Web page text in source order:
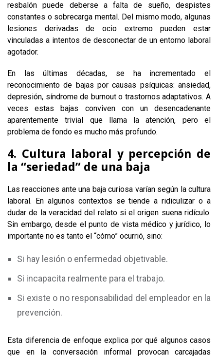
resbalón puede deberse a falta de sueño, despistes
constantes o sobrecarga mental. Del mismo modo, algunas
lesiones derivadas de ocio extremo pueden estar
vinculadas a intentos de desconectar de un entorno laboral
agotador.
En las últimas décadas, se ha incrementado el
reconocimiento de bajas por causas psíquicas: ansiedad,
depresión, síndrome de burnout o trastornos adaptativos. A
veces estas bajas conviven con un desencadenante
aparentemente trivial que llama la atención, pero el
problema de fondo es mucho más profundo.
4. Cultura laboral y percepción de
la “seriedad” de una baja
Las reacciones ante una baja curiosa varían según la cultura
laboral. En algunos contextos se tiende a ridiculizar o a
dudar de la veracidad del relato si el origen suena ridículo.
Sin embargo, desde el punto de vista médico y jurídico, lo
importante no es tanto el “cómo” ocurrió, sino:
Si hay lesión o enfermedad objetivable.
Si incapacita realmente para el trabajo.
Si existe o no responsabilidad del empleador en la
prevención.
Esta diferencia de enfoque explica por qué algunos casos
que en la conversación informal provocan carcajadas